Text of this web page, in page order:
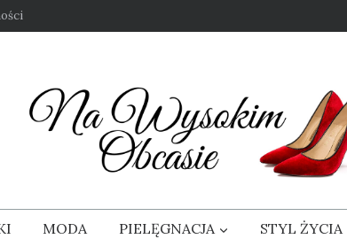
MODA PIELĘGNACJA STYL ŻYCIA